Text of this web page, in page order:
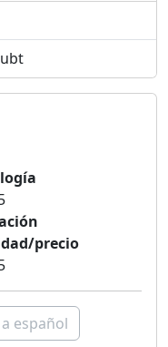
precio
español